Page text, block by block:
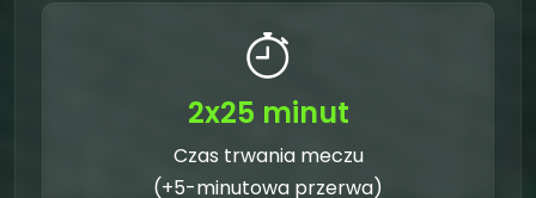
2x25 minut
Czas trwania meczu
(+5-minutowa przerwa)